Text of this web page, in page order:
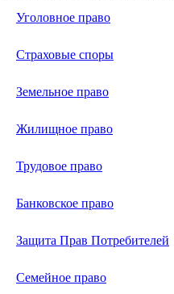
Уголовное право
Страховые споры
Земельное право
Жилищное право
Трудовое право
Банковское право
Защита Прав Потребителей
Семейное право